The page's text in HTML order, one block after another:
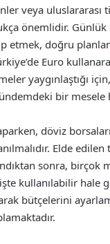
veya uluslararası
önemlidir. Günlük
etmek, doğru
Euro
yaygınlaştığı
bir mesele
döviz
Elde
sonra, birçok
kullanılabilir hale
bütçelerini